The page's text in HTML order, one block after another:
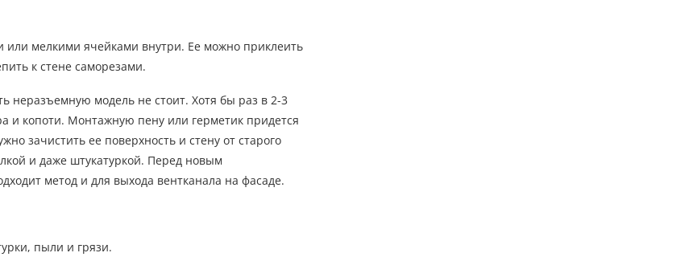
мелкими ячейками внутри. Ее можно приклеить
к стене саморезами.
неразъемную модель не стоит. Хотя бы раз в 2-3
и копоти. Монтажную пену или герметик придется
зачистить ее поверхность и стену от старого
и даже штукатуркой. Перед новым
метод и для выхода вентканала на фасаде.
пыли и грязи.